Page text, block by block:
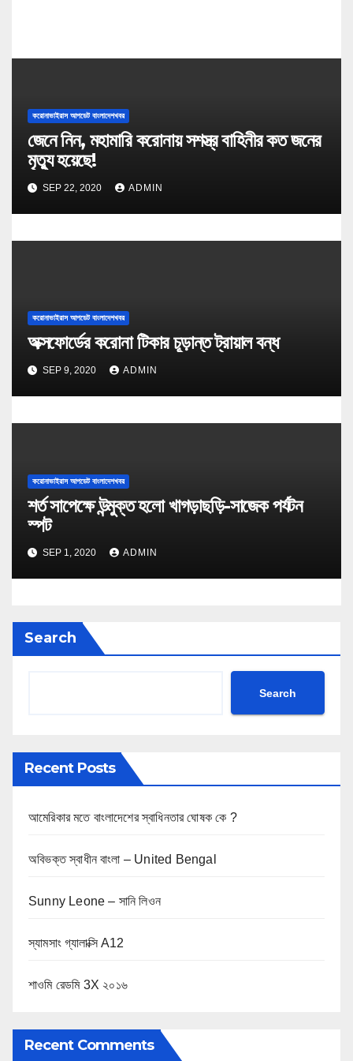
করোনাভাইরাস আপডেট বাংলাদেশখবর
জেনে নিন, মহামারি করোনায় সশস্ত্র বাহিনীর কত জনের
মৃত্যু হয়েছে!
SEP 22, 2020 ADMIN
করোনাভাইরাস আপডেট বাংলাদেশখবর
অক্সফোর্ডের করোনা টিকার চূড়ান্ত ট্রায়াল বন্ধ
SEP 9, 2020 ADMIN
করোনাভাইরাস আপডেট বাংলাদেশখবর
শর্ত সাপেক্ষে উন্মুক্ত হলো খাগড়াছড়ি-সাজেক পর্যটন
স্পট
SEP 1, 2020 ADMIN
Search
Search
Recent Posts
আমেরিকার মতে বাংলাদেশের স্বাধিনতার ঘোষক কে ?
অবিভক্ত স্বাধীন বাংলা – United Bengal
Sunny Leone – সানি লিওন
স্যামসাং গ্যালাক্সি A12
শাওমি রেডমি 3X ২০১৬
Recent Comments